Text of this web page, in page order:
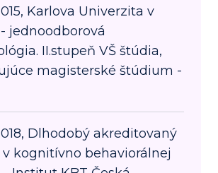
Karlova Univerzita v
jednoodborová
II.stupeň VŠ štúdia,
magisterské štúdium -
Dlhodobý akreditovaný
kognitívno behaviorálnej